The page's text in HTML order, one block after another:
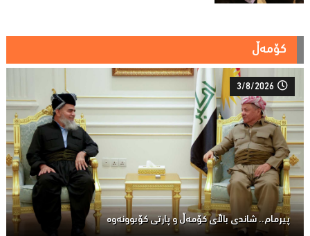
کۆمەڵ
3/8/2026
پیرمام.. شاندی باڵای كۆمه‌ڵ و پارتی كۆبوونه‌وه‌